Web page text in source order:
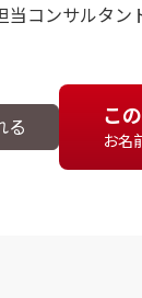
コンサルタン
こ
お名